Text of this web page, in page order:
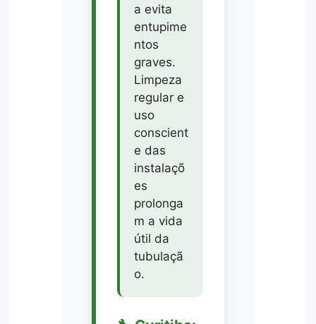
a evita
entupime
ntos
graves.
Limpeza
regular e
uso
conscient
e das
instalaçõ
es
prolonga
m a vida
útil da
tubulaçã
o.